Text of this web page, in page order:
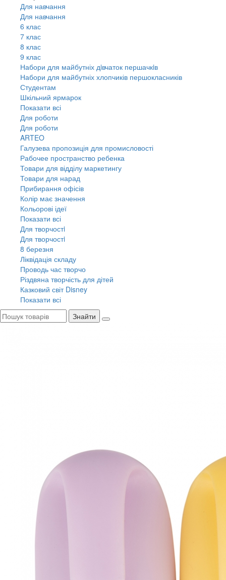
Для навчання
Для навчання
6 клас
7 клас
8 клас
9 клас
Набори для майбутніх дiвчаток першачкiв
Набори для майбутніх хлопчиків першокласників
Студентам
Шкільний ярмарок
Показати всі
Для роботи
Для роботи
ARTEO
Галузева пропозиція для промисловості
Рабочее пространство ребенка
Товари для відділу маркетингу
Товари для нарад
Прибирання офісів
Колір має значення
Кольорові ідеї
Показати всі
Для творчостi
Для творчостi
8 березня
Ліквідація складу
Проводь час творчо
Різдвяна творчість для дітей
Казковий світ Disney
Показати всі
Знайти